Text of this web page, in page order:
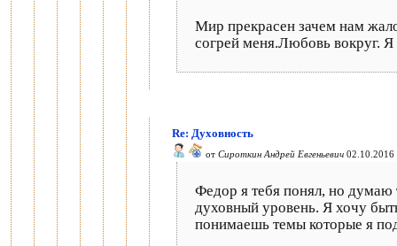
Мир прекрасен зачем нам
согрей меня.Любовь вокруг. Я
Re: Духовность
от Сироткин Андрей Евгеньевич 02.10.2016
Федор я тебя понял, но
духовный уровень. Я хочу
понимаешь темы которые я